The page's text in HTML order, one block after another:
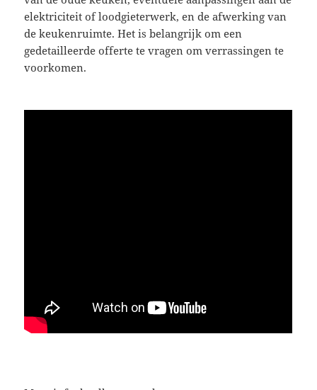
elektriciteit of loodgieterwerk, en de afwerking van
de keukenruimte. Het is belangrijk om een
gedetailleerde offerte te vragen om verrassingen te
voorkomen.